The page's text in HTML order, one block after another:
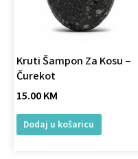
Kruti Šampon Za Kosu –
Čurekot
15.00KM
Dodaj u košaricu